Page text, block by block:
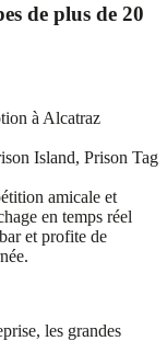
de plus de 20
à Alcatraz
Island, Prison Tag
amicale et
en temps réel
et profite de
les grandes